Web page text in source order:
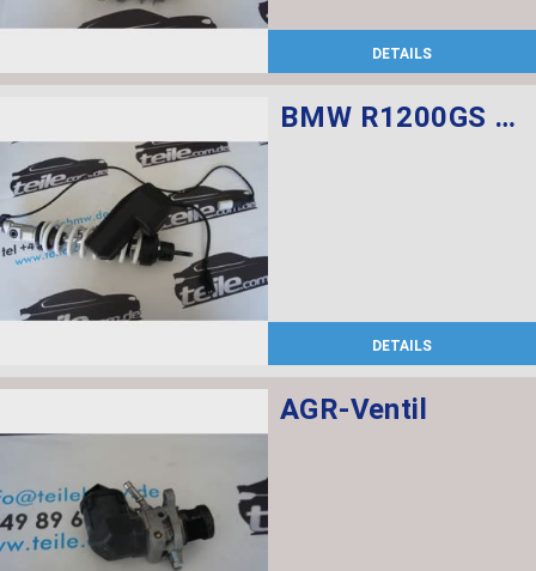
DETAILS
BMW R1200GS Federbein vorn ESA
DETAILS
AGR-Ventil